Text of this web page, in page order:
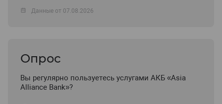
Данные от 07.08.2026
Опрос
Вы регулярно пользуетесь услугами АКБ «Asia
Alliance Bank»?